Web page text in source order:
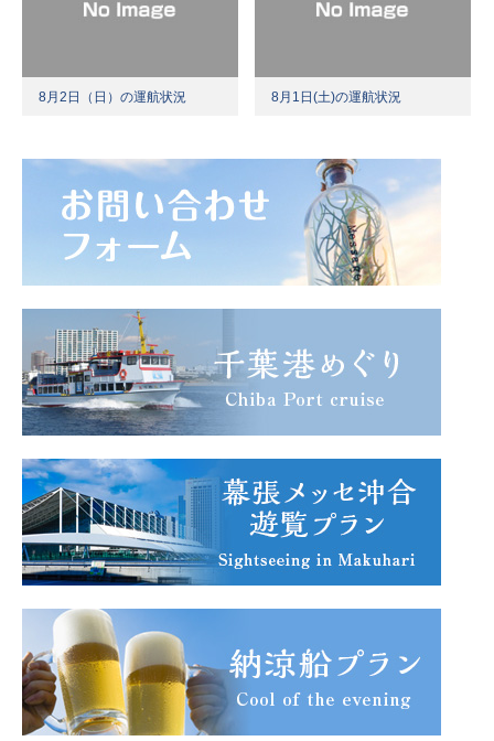
8月2日（日）の運航状況 8月1日(土)の運航状況